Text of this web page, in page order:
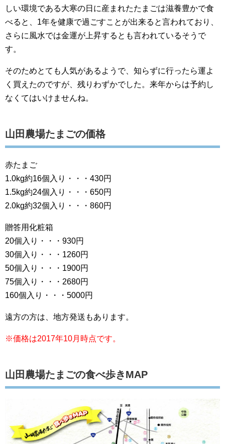
しい環境である大寒の日に産まれたたまごは滋養豊かで食
べると、1年を健康で過ごすことが出来ると言われており、
さらに風水では金運が上昇するとも言われているそうで
す。
そのためとても人気があるようで、知らずに行ったら運よ
く買えたのですが、残りわずかでした。来年からは予約し
なくてはいけませんね。
山田農場たまごの価格
赤たまご
1.0kg約16個入り・・・430円
1.5kg約24個入り・・・650円
2.0kg約32個入り・・・860円
贈答用化粧箱
20個入り・・・930円
30個入り・・・1260円
50個入り・・・1900円
75個入り・・・2680円
160個入り・・・5000円
遠方の方は、地方発送もあります。
※価格は2017年10月時点です。
山田農場たまごの食べ歩きMAP